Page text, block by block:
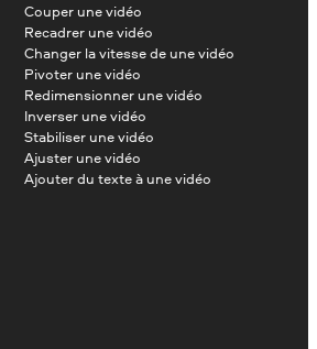
Couper une vidéo
Recadrer une vidéo
Changer la vitesse de une vidéo
Pivoter une vidéo
Redimensionner une vidéo
Inverser une vidéo
Stabiliser une vidéo
Ajuster une vidéo
Ajouter du texte à une vidéo